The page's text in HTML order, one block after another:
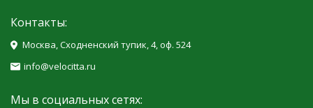
Контакты:
Москва, Сходненский тупик, 4, оф. 524
info@velocitta.ru
Мы в социальных сетях: